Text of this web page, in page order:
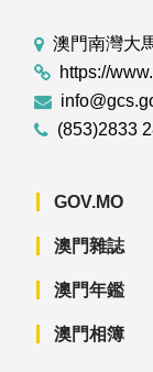
澳門南灣大
https://
(853)2833
GOV.MO
澳門雜誌
澳門年鑑
澳門相簿